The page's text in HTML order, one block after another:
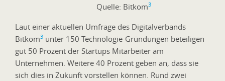
Quelle: Bitkom3
Laut einer aktuellen Umfrage des Digitalverbands
Bitkom3 unter 150-Technologie-Gründungen beteiligen
gut 50 Prozent der Startups Mitarbeiter am
Unternehmen. Weitere 40 Prozent geben an, dass sie
sich dies in Zukunft vorstellen können. Rund zwei